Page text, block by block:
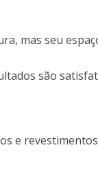
mas seu
são
e